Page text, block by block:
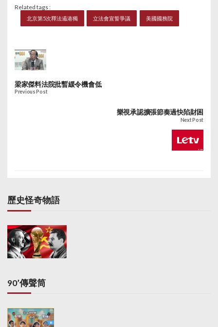
Related tags :
北京第5次釋法遏港獨 立法會宣誓爭議 美國國務院
梁家傑料法院批暫緩令機會低
Previous Post
樂視承認擴張節奏過快陷財困
Next Post
歷史怪奇物語
90’傳聲筒